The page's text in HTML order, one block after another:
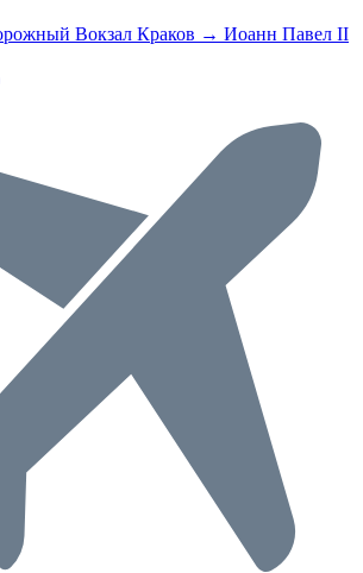
Вокзал Краков → Иоанн Павел II